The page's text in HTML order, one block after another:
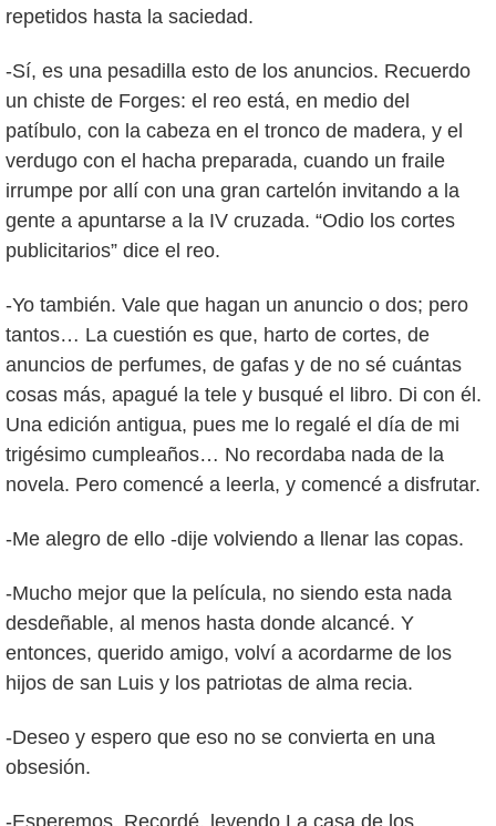
repetidos hasta la saciedad.
-Sí, es una pesadilla esto de los anuncios. Recuerdo
un chiste de Forges: el reo está, en medio del
patíbulo, con la cabeza en el tronco de madera, y el
verdugo con el hacha preparada, cuando un fraile
irrumpe por allí con una gran cartelón invitando a la
gente a apuntarse a la IV cruzada. “Odio los cortes
publicitarios” dice el reo.
-Yo también. Vale que hagan un anuncio o dos; pero
tantos… La cuestión es que, harto de cortes, de
anuncios de perfumes, de gafas y de no sé cuántas
cosas más, apagué la tele y busqué el libro. Di con él.
Una edición antigua, pues me lo regalé el día de mi
trigésimo cumpleaños… No recordaba nada de la
novela. Pero comencé a leerla, y comencé a disfrutar.
-Me alegro de ello -dije volviendo a llenar las copas.
-Mucho mejor que la película, no siendo esta nada
desdeñable, al menos hasta donde alcancé. Y
entonces, querido amigo, volví a acordarme de los
hijos de san Luis y los patriotas de alma recia.
-Deseo y espero que eso no se convierta en una
obsesión.
-Esperemos. Recordé, leyendo La casa de los